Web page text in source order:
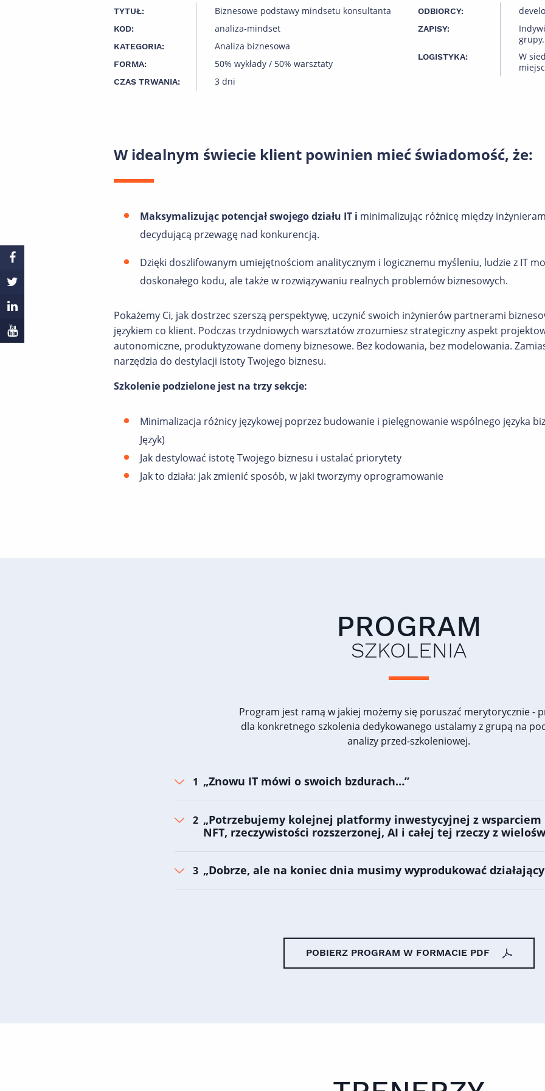
TYTUŁ: Biznesowe podstawy mindsetu konsultanta
KOD: analiza-mindset
KATEGORIA: Analiza biznesowa
FORMA: 50% wykłady / 50% warsztaty
CZAS TRWANIA: 3 dni
ODBIORCY:
ZAPISY:
grupy.
LOGISTYKA:
W
W idealnym świecie klient powinien mieć świadomość, że:
Maksymalizując potencjał swojego działu IT i minimalizując różnicę między
decydującą przewagę nad konkurencją.
Dzięki doszlifowanym umiejętnościom analitycznym i logicznemu myśleniu, ludzie z IT
doskonałego kodu, ale także w rozwiązywaniu realnych problemów biznesowych.
Pokażemy Ci, jak dostrzec szerszą perspektywę, uczynić swoich inżynierów partnerami
językiem co klient. Podczas trzydniowych warsztatów zrozumiesz strategiczny aspekt
autonomiczne, produktyzowane domeny biznesowe. Bez kodowania, bez modelowania.
narzędzia do destylacji istoty Twojego biznesu.
Szkolenie podzielone jest na trzy sekcje:
Minimalizacja różnicy językowej poprzez budowanie i pielęgnowanie wspólnego języka
Język)
Jak destylować istotę Twojego biznesu i ustalać priorytety
Jak to działa: jak zmienić sposób, w jaki tworzymy oprogramowanie
PROGRAM
SZKOLENIA
Program jest ramą w jakiej możemy się poruszać merytorycznie -
dla konkretnego szkolenia dedykowanego ustalamy z grupą na
analizy przed-szkoleniowej.
„Znowu IT mówi o swoich bzdurach…”
„Potrzebujemy kolejnej platformy inwestycyjnej z
NFT, rzeczywistości rozszerzonej, AI i całej tej rzeczy z
„Dobrze, ale na koniec dnia musimy wyprodukować
POBIERZ PROGRAM W FORMACIE PDF